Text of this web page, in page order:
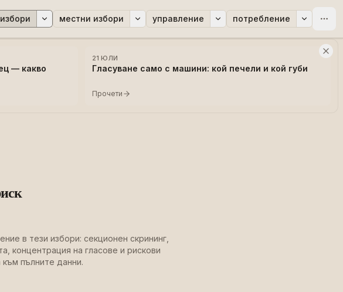
избори местни избори управление потребление
— какво
21 ЮЛИ
Гласуване само с машини: кой печели и кой губи
Прочети
в тези избори: секционен скрининг,
концентрация на гласове и рискови
пълните данни.